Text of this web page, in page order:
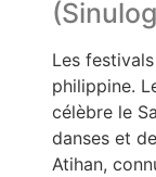
Les
philippine.
célèbre le
danses et
Atihan,